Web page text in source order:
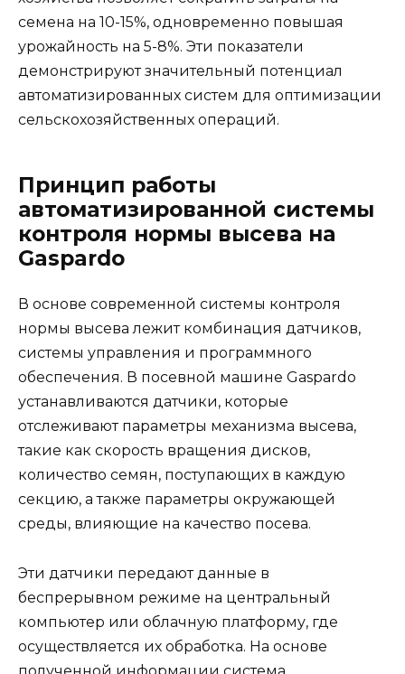
семена на 10-15%, одновременно повышая
урожайность на 5-8%. Эти показатели
демонстрируют значительный потенциал
автоматизированных систем для оптимизации
сельскохозяйственных операций.
Принцип работы
автоматизированной системы
контроля нормы высева на
Gaspardo
В основе современной системы контроля
нормы высева лежит комбинация датчиков,
системы управления и программного
обеспечения. В посевной машине Gaspardo
устанавливаются датчики, которые
отслеживают параметры механизма высева,
такие как скорость вращения дисков,
количество семян, поступающих в каждую
секцию, а также параметры окружающей
среды, влияющие на качество посева.
Эти датчики передают данные в
беспрерывном режиме на центральный
компьютер или облачную платформу, где
осуществляется их обработка. На основе
полученной информации система